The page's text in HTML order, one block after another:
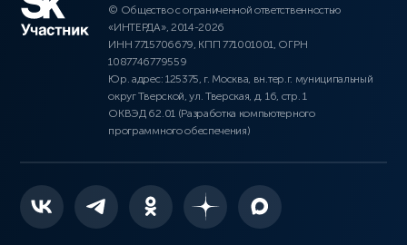
© Общество с ограниченной ответственностью
«ИНТЕРДА», 2014-2026
ИНН 7715706679, КПП 771001001, ОГРН
1087746779559
Юр. адрес: 125375, г. Москва, вн.тер.г. муниципальный
округ Тверской, ул. Тверская, д. 16, стр. 1
ОКВЭД 62.01 (Разработка компьютерного
программного обеспечения)